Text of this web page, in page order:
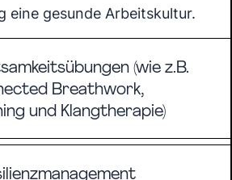
eine gesunde Arbeitskultur.
(wie z.B.
Breathwork,
und Klangtherapie)